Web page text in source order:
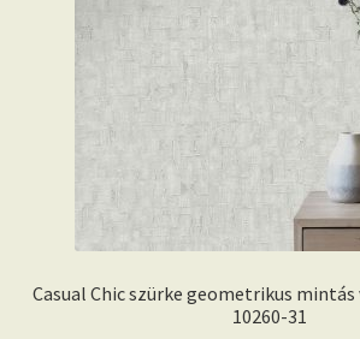
Casual Chic szürke geometrikus
10260-31